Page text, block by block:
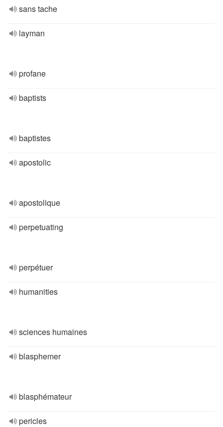
sans tache
layman
profane
baptists
baptistes
apostolic
apostolique
perpetuating
perpétuer
humanities
sciences humaines
blasphemer
blasphémateur
pericles